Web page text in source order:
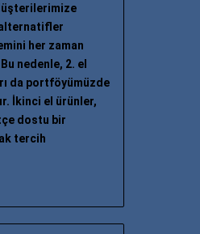
her zaman
nedenle, 2. el
da portföyümüzde
İkinci el ürünler,
dostu bir
tercih